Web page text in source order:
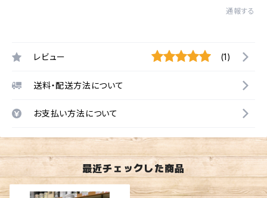
通報する
レビュー (1)
送料・配送方法について
お支払い方法について
最近チェックした商品